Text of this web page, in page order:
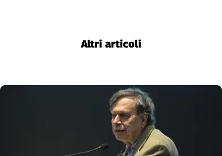
Altri articoli